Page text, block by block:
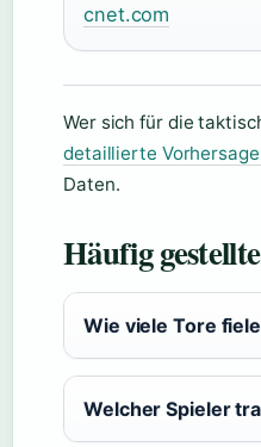
cnet.com
Wer sich für die
detaillierte
Daten.
Häufig
Wie viele Tore
Welcher Spieler